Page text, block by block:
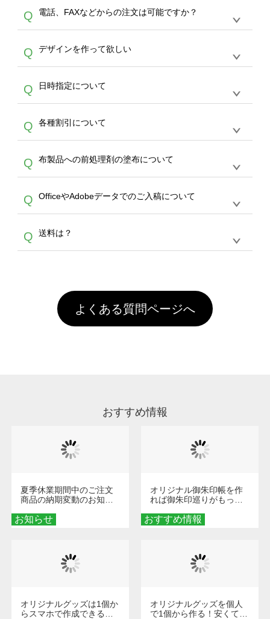
30枚以上やシルク印刷など、大口注文の場合
は、サポートが担当するエコバッグコンシェル
やタンブラーコンシェルをご利用ください。製
作する数量が多ければ多いほど、オンデマンド
サービスよりも低価格で製作することが可能で
す。
A
ドできるデータ形式は、JPG / PNG / AI / PSD /
PDF 形式になります。データの最大サイズ
写真などもアップロード可能です。使用できな
い画像はエラーになります。（※ Illustratorか
らの直接入稿には対応していません。AIで保存
し、デザインツールからアップロードして下さ
い）
Q 電話、FAXなどからの注文は可能ですか？
A
文のみ受け付けております。30個以上のご製
作をお考えの方は、サポートが担当するエコバ
スをご利用頂ければ、電話やFAX、メールなど
でご注文が可能です。
Q デザインを作って欲しい
A
を作って欲しい。などの場合は、製作数量が
30個以上であれば、サポート担当が、デザイ
バッグコンシェル
サー
ビスをご利用ください。(※ 30個以下の場合
は、デザインツールをご利用ください)
Q 日時指定について
A
ん。発送後18時以降に配送業者・伝票番号を
メールでお知らせいたしますので、直接配送業
者にご連絡いただき調整をお願い致します。
Q 各種割引について
A
カート内で自動的に割引(最大50%)が適用され
ます。 【付与ポイント】購入金額の1％が1ポ
イントとして付与され、次回ご注文時に1ポイ
ント＝1円としてお使いいただけます。ポイン
トは発送完了の翌日に付与され、次回ご注文時
からご利用頂けます。ポイントの有効期限は一
年間です。【会員ランク】過去10カ月のご注
文回数により会員ランク割引(最大5%)が適用
頂いても、ログインがされていなければ、ラン
クにカウントがされません。
Q 布製品への前処理剤の塗布について
A
意点（前処理剤）】カラー生地（Tシャツのホ
ワイト、トートバッグのナチュラル、ホワイト
といって、プリントを定着させるための処理剤
を塗布しており、短納期・低価格で商品をお届
害な性質で、水洗いで落とすことが可能です。
お手数ですが、お客様ご自身にて着用前に落と
していただけますようお願いいたします。※1
通常注文・直送機能でのご注文に関わらず、前
Q OfficeやAdobeデータでのご入稿について
A
ません。いずれのデータも該当デザインのみ画
像(JPEG,PNG,GIF,PDF)に変換、またはAdobe
Q 送料は？
引」などによるお値引きで4,000円未満になる
場合は送料がかかりますので、ご注意くださ
い。
よくある質問ページへ
おすすめ情報
お知らせ
夏季休業期間中のご注文
商品の納期変動のお知ら
おすすめ情報
オリジナル御朱印帳を作
れば御朱印巡りがもっと
ダーメイドする魅力と選
び方
オリジナルグッズは1個か
らスマホで作成できる！
オリジナルグッズを個人
で1個から作る！安くて簡